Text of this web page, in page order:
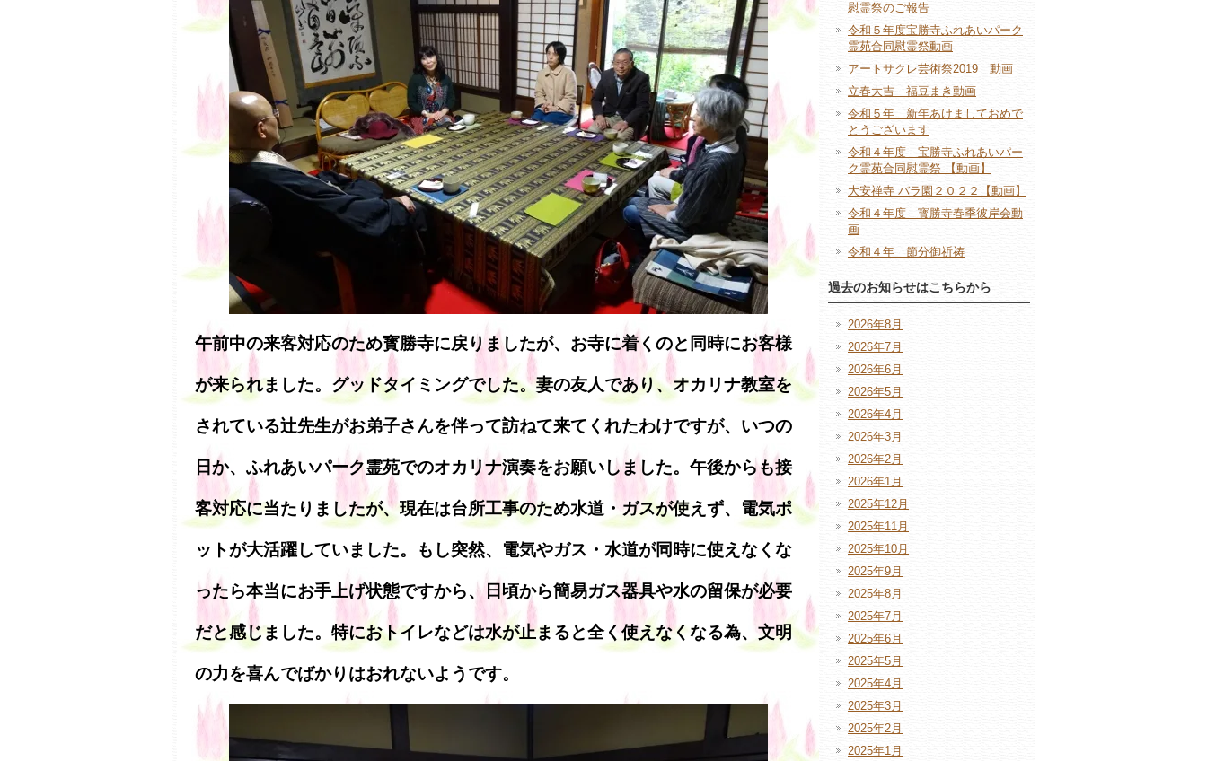
午前中の来客対応のため寳勝寺に戻りましたが、お寺に着くのと同時にお客様
が来られました。グッドタイミングでした。妻の友人であり、オカリナ教室を
されている辻先生がお弟子さんを伴って訪ねて来てくれたわけですが、いつの
日か、ふれあいパーク霊苑でのオカリナ演奏をお願いしました。午後からも接
客対応に当たりましたが、現在は台所工事のため水道・ガスが使えず、電気ポ
ットが大活躍していました。もし突然、電気やガス・水道が同時に使えなくな
ったら本当にお手上げ状態ですから、日頃から簡易ガス器具や水の留保が必要
だと感じました。特におトイレなどは水が止まると全く使えなくなる為、文明
の力を喜んでばかりはおれないようです。
慰霊祭のご報告
令和５年度宝勝寺ふれあいパーク
霊苑合同慰霊祭動画
アートサクレ芸術祭2019 動画
立春大吉 福豆まき動画
令和５年 新年あけましておめで
とうございます
令和４年度 宝勝寺ふれあいパー
ク霊苑合同慰霊祭 【動画】
大安禅寺 バラ園２０２２【動画】
令和４年度 寳勝寺春季彼岸会動
画
令和４年 節分御祈祷
過去のお知らせはこちらから
2026年8月
2026年7月
2026年6月
2026年5月
2026年4月
2026年3月
2026年2月
2026年1月
2025年12月
2025年11月
2025年10月
2025年9月
2025年8月
2025年7月
2025年6月
2025年5月
2025年4月
2025年3月
2025年2月
2025年1月